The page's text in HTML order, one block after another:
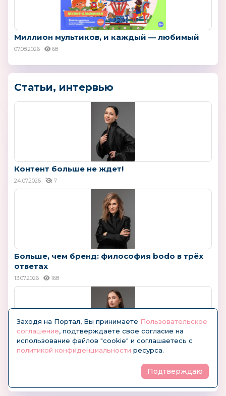
Миллион мультиков, и каждый — любимый
07.08.2026 68
Статьи, интервью
Контент больше не ждет!
24.07.2026 7
Больше, чем бренд: философия bodo в трёх
ответах
13.07.2026 168
Александра Саввинова (bodo): "Не только
Заходя на Портал, Вы принимаете Пользовательское
соглашение, подтверждаете свое согласие на
использование файлов "cookie" и соглашаетесь с
политикой конфиденциальности ресурса.
Подтверждаю